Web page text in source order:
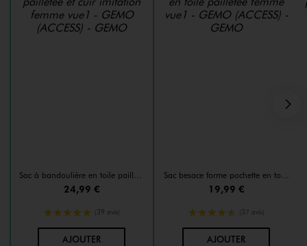
Sac à bandoulière en toile pailletée et cuir imitation femme
24,99 €
5/5 de moyenne
(39 avis)
AJOUTER
Sac besace forme pochette en toile pailletée femme
19,99 €
4.5/5 de moyenne
(37 avis)
AJOUTER